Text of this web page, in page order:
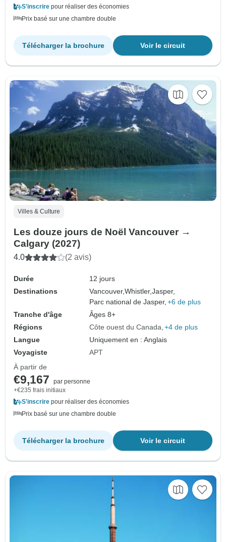
S'inscrire pour réaliser des économies
Prix basé sur une chambre double
Voir le circuit
Télécharger la brochure
Villes & Culture
Les douze jours de Noël Vancouver →
Calgary (2027)
4.0 (2 avis)
Durée
12 jours
Destinations
Vancouver,Whistler,Jasper,
Parc national de Jasper, +6 de plus
Tranche d'âge
Âges 8+
Régions
Côte ouest du Canada +4 de plus
Langue
Uniquement en : Anglais
Voyagiste
APT
À partir de
€9,167
par personne
+€235 frais initiaux
S'inscrire pour réaliser des économies
Prix basé sur une chambre double
Voir le circuit
Télécharger la brochure